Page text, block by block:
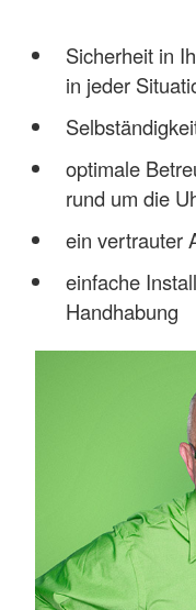
Sicherheit in
in jeder
optimale
rund um die
ein vertrauter
einfache
Handhabung